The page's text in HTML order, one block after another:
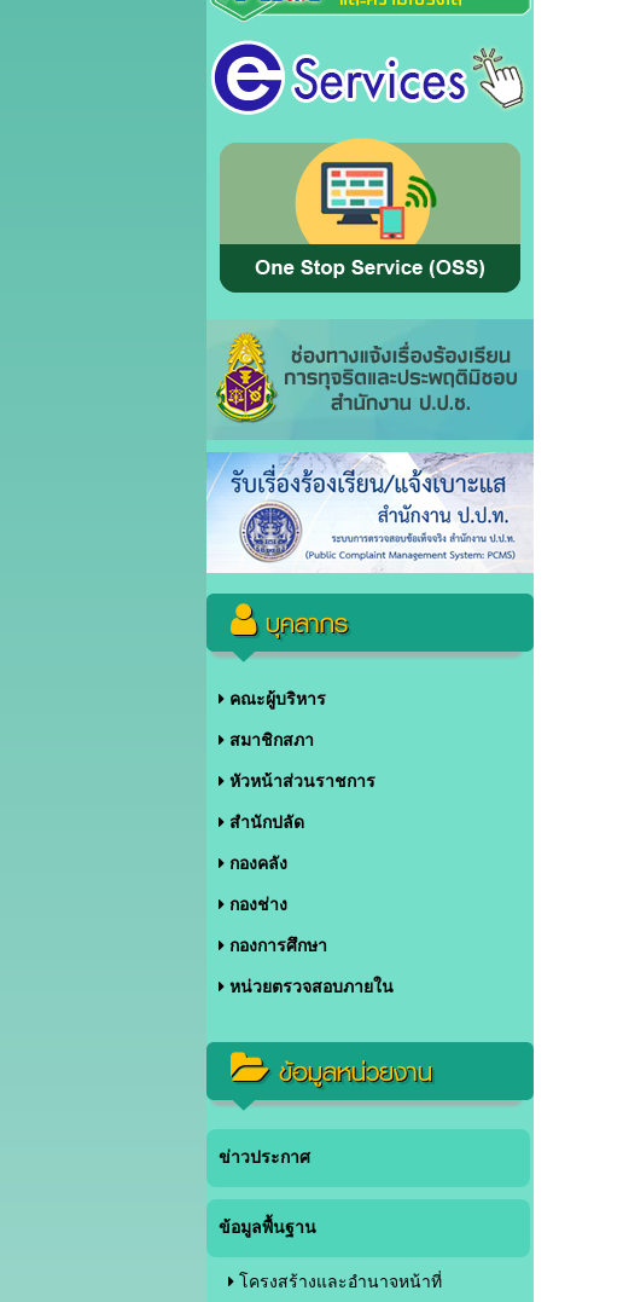
บุคลากร
คณะผู้บริหาร
สมาชิกสภา
หัวหน้าส่วนราชการ
สำนักปลัด
กองคลัง
กองช่าง
กองการศึกษา
หน่วยตรวจสอบภายใน
ข้อมูลหน่วยงาน
ข่าวประกาศ
ข้อมูลพื้นฐาน
โครงสร้างและอำนาจหน้าที่